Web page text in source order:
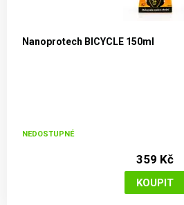
Nanoprotech BICYCLE 150ml
NEDOSTUPNÉ
359 Kč